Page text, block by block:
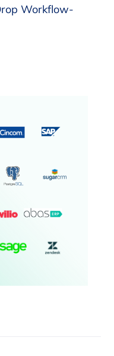
Workflow-